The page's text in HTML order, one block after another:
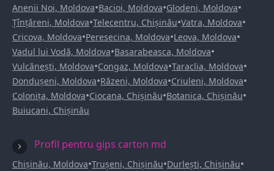
Anenii Noi, Moldova•Bacioi, Moldova•Glodeni, Moldova•
Țînțăreni, Moldova•Telecentru, Chișinău•Vatra, Moldova•
Cricova, Moldova•Peresecina, Moldova•Leova, Moldova•
Vadul lui Vodă, Moldova•Basarabeasca, Moldova•
Vulcănești, Moldova•Congaz, Moldova•Taraclia, Moldova•
Dondușeni, Moldova•Răzeni, Moldova•Criuleni, Moldova•
Colonița, Moldova•Ciocana, Chișinău•Botanica, Chișinău•
Buiucani, Chișinău
Profil pentru gips carton md
Chișinău, Moldova•Trușeni, Chișinău•Durlești, Chișinău•